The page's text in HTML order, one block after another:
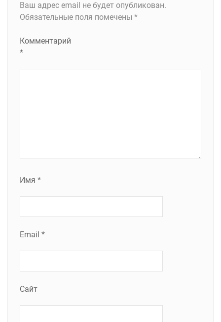
Ваш адрес email не будет опубликован.
Обязательные поля помечены *
Комментарий
*
Имя *
Email *
Сайт